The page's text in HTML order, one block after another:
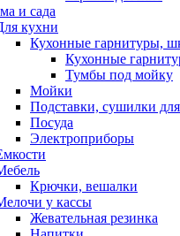
и сада
кухни
Кухонные гарнитуры,
Кухонные
Тумбы под мойку
Мойки
Подставки, сушилки
Посуда
Электроприборы
Крючки, вешалки
у кассы
Жевательная резинка